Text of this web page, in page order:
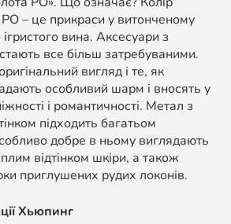
– це прикраси у витонченому
вина. Аксесуари з
все більш затребуваними.
вигляд і те, як
особливий шарм і вносять у
і романтичності. Метал з
підходить багатьом
добре в ньому виглядають
відтінком шкіри, а також
приглушених рудих локонів.
Хьюпинг